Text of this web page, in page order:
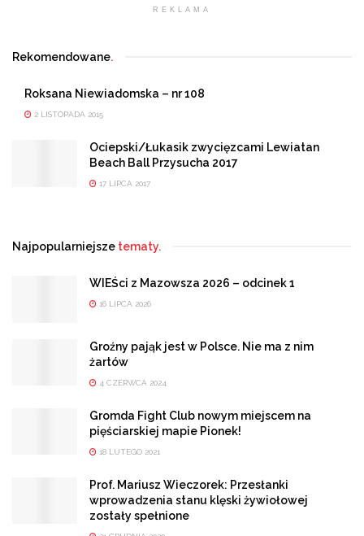
REKLAMA
Rekomendowane.
Roksana Niewiadomska – nr 108
2 LISTOPADA 2015
Ociepski/Łukasik zwycięzcami Lewiatan
Beach Ball Przysucha 2017
17 LIPCA 2017
Najpopularniejsze tematy.
WIEŚci z Mazowsza 2026 – odcinek 1
16 LIPCA 2026
Groźny pająk jest w Polsce. Nie ma z nim
żartów
4 CZERWCA 2024
Gromda Fight Club nowym miejscem na
pięściarskiej mapie Pionek!
18 LUTEGO 2021
Prof. Mariusz Wieczorek: Przesłanki
wprowadzenia stanu klęski żywiołowej
zostały spełnione